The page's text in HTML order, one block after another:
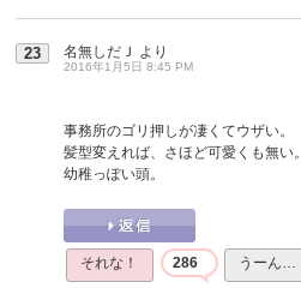
23 名無しだＪ より
2016年1月5日 8:45 PM
事務所のゴリ押しが凄くてウザい。
髪型変えれば、さほど可愛くも無い。
幼稚っぽい頭。
それな！ 286 うーん…